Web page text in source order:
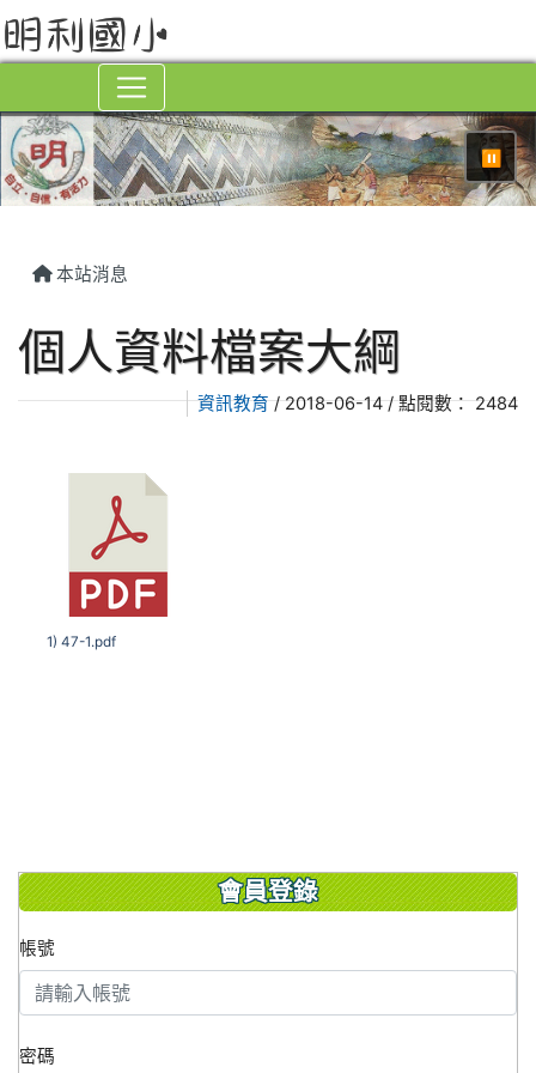
⏸
本站消息
個人資料檔案大綱
資訊教育/ 2018-06-14 / 點閱數： 2484
1) 47-1.pdf
會員登錄
帳號
密碼